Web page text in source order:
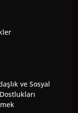
ve Sosyal